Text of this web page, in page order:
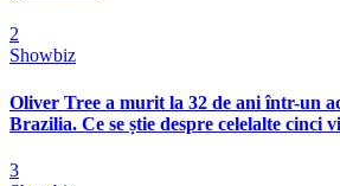
2
Showbiz
Oliver Tree a murit la 32 de ani într-un
Brazilia. Ce se știe despre celelalte cinci
3